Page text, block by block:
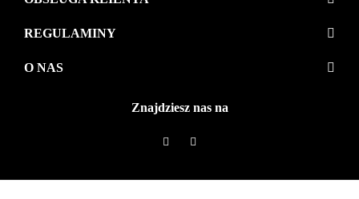
REGULAMINY
O NAS
Znajdziesz nas na